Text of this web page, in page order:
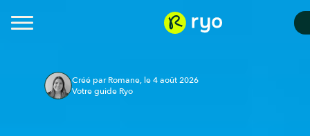
Créé par Romane, le 4 août 2026
Votre guide Ryo